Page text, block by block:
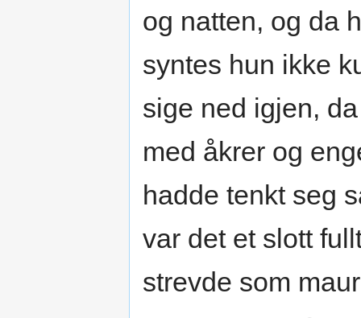
og natten, og da
syntes hun ikke
sige ned igjen,
med åkrer og
hadde tenkt seg
var det et slott
strevde som